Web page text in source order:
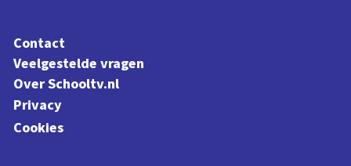
Contact
Veelgestelde vragen
Over Schooltv.nl
Privacy
Cookies